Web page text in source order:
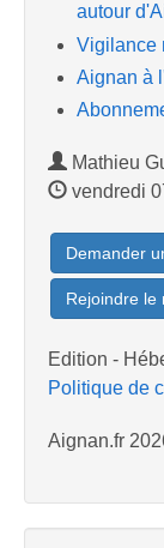
autour
Vigilance
Aignan à
Mathieu
vendredi
Demander
Rejoindre le
Edition -
Politique de
Aignan.fr